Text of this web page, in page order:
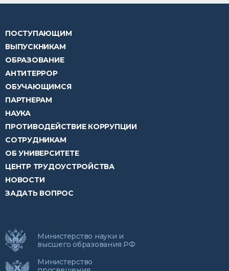
ПОСТУПАЮЩИМ
ВЫПУСКНИКАМ
ОБРАЗОВАНИЕ
АНТИТЕРРОР
ОБУЧАЮЩИМСЯ
ПАРТНЕРАМ
НАУКА
ПРОТИВОДЕЙСТВИЕ КОРРУПЦИИ
СОТРУДНИКАМ
ОБ УНИВЕРСИТЕТЕ
ЦЕНТР ТРУДОУСТРОЙСТВА
НОВОСТИ
ЗАДАТЬ ВОПРОС
Министерство науки и
высшего образования РФ
Министерство